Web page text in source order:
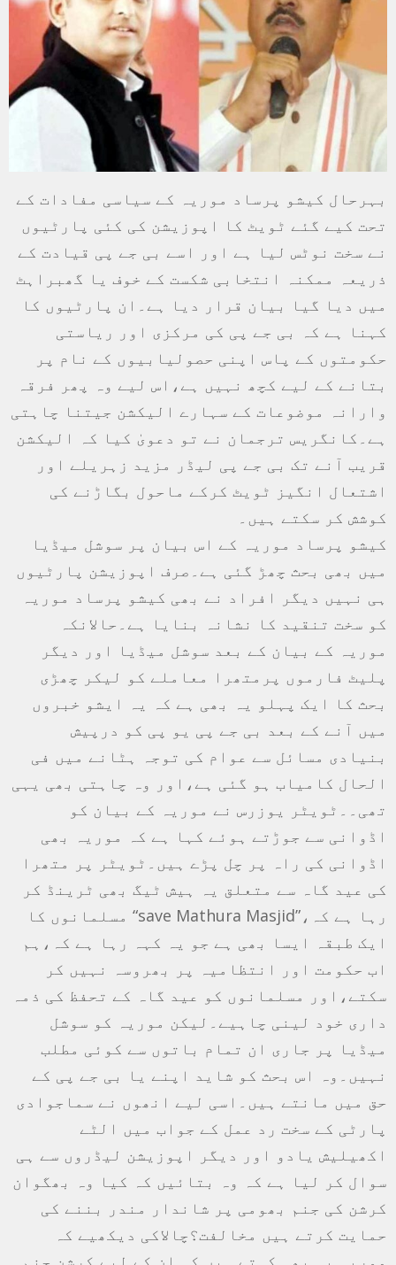
بہرحال کیشو پرساد موریہ کے سیاسی مفادات کے
تحت کیے گئے ٹویٹ کا اپوزیشن کی کئی پارٹیوں
نے سخت نوٹس لیا ہے اور اسے بی جے پی قیادت کے
ذریعہ ممکنہ انتخابی شکست کے خوف یا گھبراہٹ
میں دیا گیا بیان قرار دیا ہے۔ان پارٹیوں کا
کہنا ہے کہ بی جے پی کی مرکزی اور ریاستی
حکومتوں کے پاس اپنی حصولیابیوں کے نام پر
بتانے کے لیے کچھ نہیں ہے،اس لیے وہ پھر فرقہ
وارانہ موضوعات کے سہارے الیکشن جیتنا چاہتی
ہے۔کانگریس ترجمان نے تو دعویٰ کیا کہ الیکشن
قریب آنے تک بی جے پی لیڈر مزید زہریلے اور
اشتعال انگیز ٹویٹ کرکے ماحول بگاڑنے کی
کوشش کر سکتے ہیں۔
کیشو پرساد موریہ کے اس بیان پر سوشل میڈیا
میں بھی بحث چھڑ گئی ہے۔صرف اپوزیشن پارٹیوں
ہی نہیں دیگر افراد نے بھی کیشو پرساد موریہ
کو سخت تنقید کا نشانہ بنایا ہے۔حالانکہ
موریہ کے بیان کے بعد سوشل میڈیا اور دیگر
پلیٹ فارموں پرمتھرا معاملے کو لیکر چھڑی
بحث کا ایک پہلو یہ بھی ہے کہ یہ ایشو خبروں
میں آنے کے بعد بی جے پی یو پی کو درپیش
بنیادی مسائل سے عوام کی توجہ ہٹانے میں فی
الحال کامیاب ہو گئی ہے،اور وہ چاہتی بھی یہی
تھی۔۔ٹویٹر یوزرس نے موریہ کے بیان کو
اڈوانی سے جوڑتے ہوئے کہا ہے کہ موریہ بھی
اڈوانی کی راہ پر چل پڑے ہیں۔ٹویٹر پر متھرا
کی عید گاہ سے متعلق یہ ہیش ٹیگ بھی ٹرینڈ کر
رہا ہے کہ،”save Mathura Masjid“ مسلمانوں کا
ایک طبقہ ایسا بھی ہے جو یہ کہہ رہا ہے کہ،ہم
اب حکومت اور انتظامیہ پر بھروسہ نہیں کر
سکتے،اور مسلمانوں کو عید گاہ کے تحفظ کی ذمہ
داری خود لینی چاہیے۔لیکن موریہ کو سوشل
میڈیا پر جاری ان تمام باتوں سے کوئی مطلب
نہیں۔وہ اس بحث کو شاید اپنے یا بی جے پی کے
حق میں مانتے ہیں۔اسی لیے انھوں نے سماجوادی
پارٹی کے سخت رد عمل کے جواب میں الٹے
اکھیلیش یادو اور دیگر اپوزیشن لیڈروں سے ہی
سوال کر لیا ہے کہ وہ بتائیں کہ کیا وہ بھگوان
کرشن کی جنم بھومی پر شاندار مندر بننے کی
حمایت کرتے ہیں مخالفت؟چالاکی دیکھیے کہ